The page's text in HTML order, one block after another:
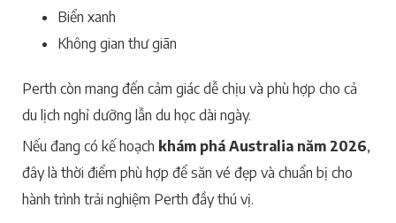
Biển xanh
Không gian thư giãn
Perth còn mang đến cảm giác dễ chịu và phù hợp cho cả
du lịch nghỉ dưỡng lẫn du học dài ngày.
Nếu đang có kế hoạch khám phá Australia năm 2026,
đây là thời điểm phù hợp để săn vé đẹp và chuẩn bị cho
hành trình trải nghiệm Perth đầy thú vị.